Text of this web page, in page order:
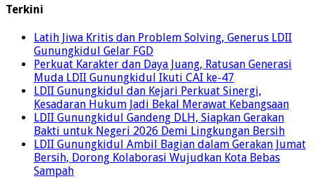
Terkini
Latih Jiwa Kritis dan Problem Solving, Generus LDII
Gunungkidul Gelar FGD
Perkuat Karakter dan Daya Juang, Ratusan Generasi
Muda LDII Gunungkidul Ikuti CAI ke-47
LDII Gunungkidul dan Kejari Perkuat Sinergi,
Kesadaran Hukum Jadi Bekal Merawat Kebangsaan
LDII Gunungkidul Gandeng DLH, Siapkan Gerakan
Bakti untuk Negeri 2026 Demi Lingkungan Bersih
LDII Gunungkidul Ambil Bagian dalam Gerakan Jumat
Bersih, Dorong Kolaborasi Wujudkan Kota Bebas
Sampah